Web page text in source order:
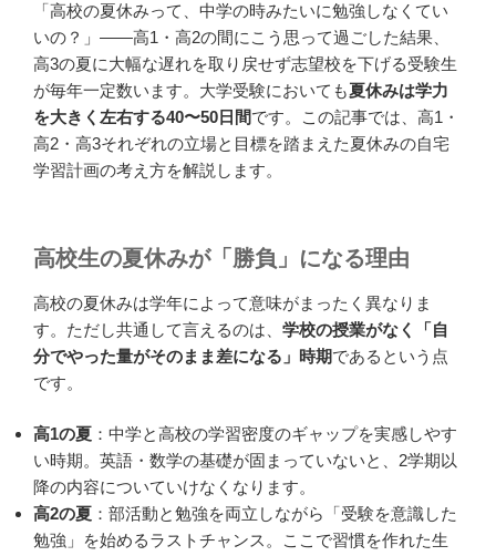
「高校の夏休みって、中学の時みたいに勉強しなくてい
いの？」——高1・高2の間にこう思って過ごした結果、
高3の夏に大幅な遅れを取り戻せず志望校を下げる受験生
が毎年一定数います。大学受験においても夏休みは学力
を大きく左右する40〜50日間です。この記事では、高1・
高2・高3それぞれの立場と目標を踏まえた夏休みの自宅
学習計画の考え方を解説します。
高校生の夏休みが「勝負」になる理由
高校の夏休みは学年によって意味がまったく異なりま
す。ただし共通して言えるのは、 学校の授業がなく「自
分でやった量がそのまま差になる」時期であるという点
です。
高1の夏 ：中学と高校の学習密度のギャップを実感しやす
い時期。英語・数学の基礎が固まっていないと、2学期以
降の内容についていけなくなります。
高2の夏 ：部活動と勉強を両立しながら「受験を意識した
勉強」を始めるラストチャンス。ここで習慣を作れた生